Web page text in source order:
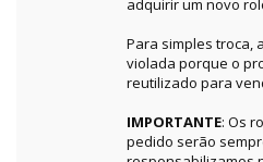
adquirir um novo
Para simples troca,
violada porque o
reutilizado para
IMPORTANTE: Os
pedido serão